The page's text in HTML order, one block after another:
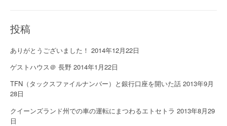
投稿
ありがとうございました！ 2014年12月22日
ゲストハウス＠ 長野 2014年1月22日
TFN（タックスファイルナンバー）と銀行口座を開いた話 2013年9月
28日
クイーンズランド州での車の運転にまつわるエトセトラ 2013年8月29
日